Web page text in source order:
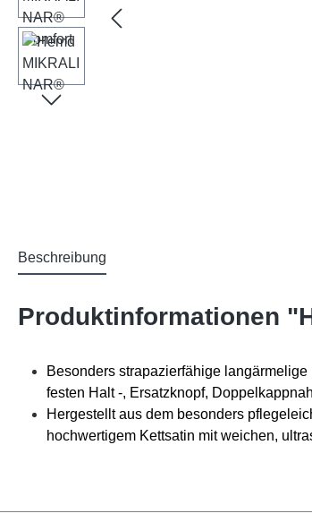
Beschreibung
Produktinformationen
Besonders strapazierfähige
festen Halt -, Ersatzknopf,
Hergestellt aus dem besonders
hochwertigem Kettsatin mit weichen,